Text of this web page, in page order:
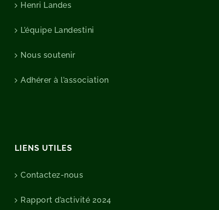
Henri Landes
L’équipe Landestini
Nous soutenir
Adhérer à l’association
LIENS UTILES
Contactez-nous
Rapport d’activité 2024